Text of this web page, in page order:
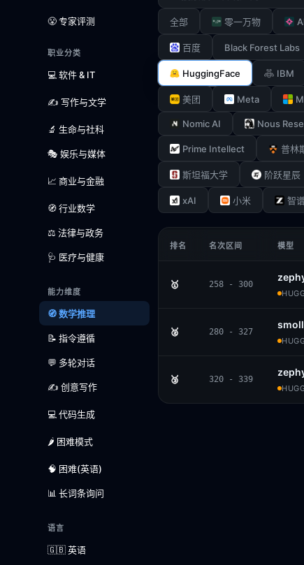
😤 专家评测
职业分类
💻 软件 & IT
✍️ 写作与文学
🔬 生命与社科
🎭 娱乐与媒体
📈 商业与金融
🧭 行业数学
⚖️ 法律与政务
🩺 医疗与健康
能力维度
🧭 数学推理
📝 指令遵循
💬 多轮对话
✍️ 创意写作
💻 代码生成
🌶️ 困难模式
🧠 困难(英语)
📊 长词条询问
语言
🇬🇧 英语
全部 零一万物
百度 Black Forest Labs
HuggingFace IBM
美团 Meta
Nomic AI Nous
Prime Intellect 普林
斯坦福大学 阶跃星辰
xAI 小米 智
排名 名次区间 模型
🥇 258 - 300
🥈 280 - 327
🥉 320 - 339